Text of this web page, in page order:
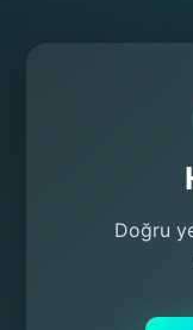
Doğru